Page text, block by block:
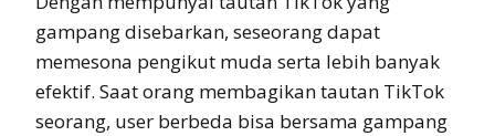
gampang disebarkan, seseorang dapat
memesona pengikut muda serta lebih banyak
efektif. Saat orang membagikan tautan TikTok
seorang, user berbeda bisa bersama gampang